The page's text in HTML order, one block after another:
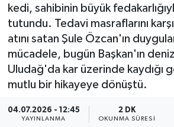
kedi, sahibinin büyük
tutundu. Tedavi masraflarını
atını satan Şule Özcan'ın
mücadele, bugün Başkan'ın
Uludağ'da kar üzerinde kaydığı
mutlu bir hikayeye dönüştü.
04.07.2026 - 12:45
YAYINLANMA
2 DK
OKUNMA SÜRESI